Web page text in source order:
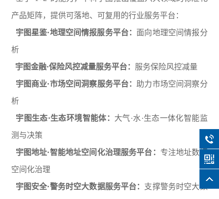
产品矩阵，提供可落地、可复用的行业服务平台：
宇图星鉴·地理空间情报服务平台： 面向地理空间情报分
析
宇图金融·保险风控减量服务平台： 服务保险风控减量
宇图商业·市场空间洞察服务平台： 助力市场空间洞察分
析
宇图生态·生态环境智能体： 大气·水·生态一体化智能监
测与决策
宇图地址·智能地址空间化治理服务平台： 专注地址数据
空间化治理
宇图安全·警务时空大数据服务平台： 支撑警务时空大数